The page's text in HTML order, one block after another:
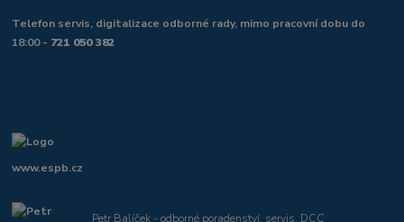
Telefon servis, digitalizace odborné rady, mimo pracovní dobu do
18:00 - 721 050 382
www.espb.cz
Petr Balíček - odborné poradenství, servis, DCC